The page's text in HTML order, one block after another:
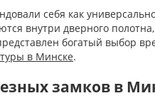
себя как
внутри дверного
богатый выбор
в Минске.
замков в